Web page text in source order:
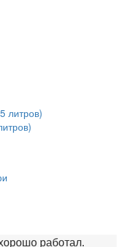
работал.